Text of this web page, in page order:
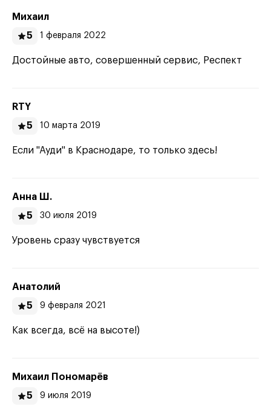
Михаил
5
1 февраля 2022
Достойные авто, совершенный сервис, Респект
RTY
5
10 марта 2019
Если "Ауди" в Краснодаре, то только здесь!
Анна Ш.
5
30 июля 2019
Уровень сразу чувствуется
Анатолий
5
9 февраля 2021
Как всегда, всё на высоте!)
Михаил Пономарёв
5
9 июля 2019